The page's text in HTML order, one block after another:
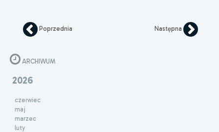
Poprzednia Następna
ARCHIWUM
2026
czerwiec
maj
marzec
luty